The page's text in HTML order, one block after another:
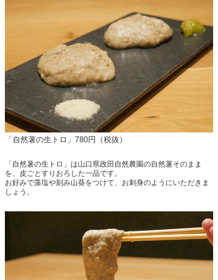
「自然薯の生トロ」780円（税抜）
「自然薯の生トロ」は山口県政田自然農園の自然薯そのまま
を、皮ごとすりおろした一品です。
お好みで藻塩や刻み山葵をつけて、お刺身のようにいただきま
しょう。